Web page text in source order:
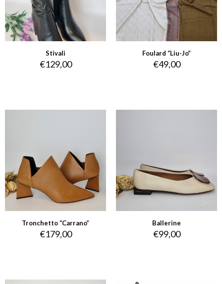
Stivali
€129,00
Foulard “Liu-Jo”
€49,00
Tronchetto “Carrano”
€179,00
Ballerine
€99,00